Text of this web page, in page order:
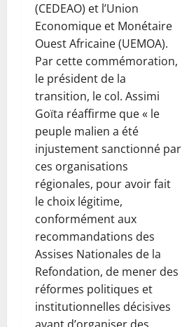
(CEDEAO) et l’Union
Economique et Monétaire
Ouest Africaine (UEMOA).
Par cette commémoration,
le président de la
transition, le col. Assimi
Goïta réaffirme que « le
peuple malien a été
injustement sanctionné par
ces organisations
régionales, pour avoir fait
le choix légitime,
conformément aux
recommandations des
Assises Nationales de la
Refondation, de mener des
réformes politiques et
institutionnelles décisives